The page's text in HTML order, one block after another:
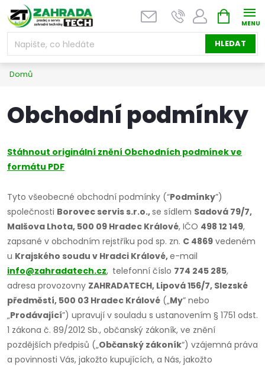
Přejít
na
obsah
HLEDAT
NÁKUPNÍ
KOŠÍK
Domů
Obchodní podmínky
Stáhnout originální znění Obchodních podmínek ve
formátu PDF
Tyto všeobecné obchodní podmínky (“Podmínky”)
společnosti Borovec servis s.r.o.,se sídlem Sadová 79/7,
Malšova Lhota, 500 09 Hradec Králové, IČO 498 12 149,
zapsané v obchodním rejstříku pod sp. zn. C 4869 vedeném
u Krajského soudu v Hradci Králové,e-mail
info@zahradatech.cz, telefonní číslo 774 245 285,
adresa provozovny ZAHRADATECH, Lipová 156/7, Slezské
předměstí, 500 03 Hradec Králové („My” nebo
„Prodávající”) upravují v souladu s ustanovením § 1751 odst.
1 zákona č. 89/2012 Sb., občanský zákoník, ve znění
pozdějších předpisů („Občanský zákoník“) vzájemná práva
a povinnosti Vás, jakožto kupujících, a Nás, jakožto